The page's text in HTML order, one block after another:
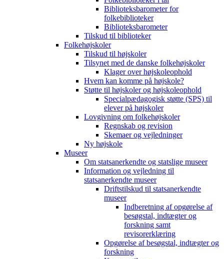
Biblioteksbarometer for
folkebiblioteker
Biblioteksbarometer
Tilskud til biblioteker
Folkehøjskoler
Tilskud til højskoler
Tilsynet med de danske folkehøjskoler
Klager over højskoleophold
Hvem kan komme på højskole?
Støtte til højskoler og højskoleophold
Specialpædagogisk støtte (SPS) til
elever på højskoler
Lovgivning om folkehøjskoler
Regnskab og revision
Skemaer og vejledninger
Ny højskole
Museer
Om statsanerkendte og statslige museer
Information og vejledning til
statsanerkendte museer
Driftstilskud til statsanerkendte
museer
Indberetning af opgørelse af
besøgstal, indtægter og
forskning samt
revisorerklæring
Opgørelse af besøgstal, indtægter og
forskning